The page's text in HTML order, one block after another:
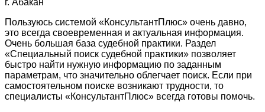
Пользуюсь системой «КонсультантПлюс» очень давно,
это всегда своевременная и актуальная информация.
Очень большая база судебной практики. Раздел
«Специальный поиск судебной практики» позволяет
быстро найти нужную информацию по заданным
параметрам, что значительно облегчает поиск. Если при
самостоятельном поиске возникают трудности, то
специалисты «КонсультантПлюс» всегда готовы помочь.